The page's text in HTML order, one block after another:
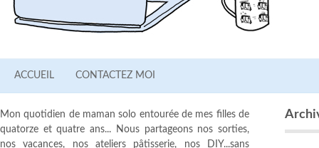
ACCUEIL CONTACTEZ MOI
Mon quotidien de maman solo entourée de mes filles de
quatorze et quatre ans... Nous partageons nos sorties,
nos vacances, nos ateliers pâtisserie, nos DIY...sans